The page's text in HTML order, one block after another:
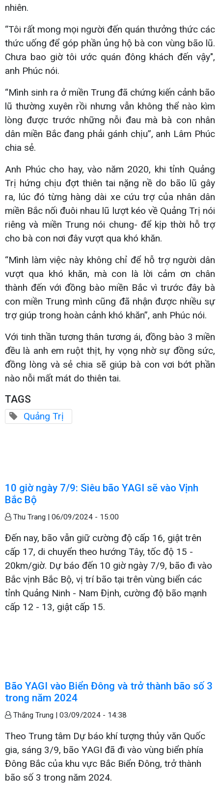
nhiên.
“Tôi rất mong mọi người đến quán thưởng thức các
thức uống để góp phần ủng hộ bà con vùng bão lũ.
Chưa bao giờ tôi ước quán đông khách đến vậy",
anh Phúc nói.
“Mình sinh ra ở miền Trung đã chứng kiến cảnh bão
lũ thường xuyên rồi nhưng vẫn không thể nào kìm
lòng được trước những nỗi đau mà bà con nhân
dân miền Bắc đang phải gánh chịu”, anh Lâm Phúc
chia sẻ.
Anh Phúc cho hay, vào năm 2020, khi tỉnh Quảng
Trị hứng chịu đợt thiên tai nặng nề do bão lũ gây
ra, lúc đó từng hàng dài xe cứu trợ của nhân dân
miền Bắc nối đuôi nhau lũ lượt kéo về Quảng Trị nói
riêng và miền Trung nói chung- để kịp thời hỗ trợ
cho bà con nơi đây vượt qua khó khăn.
“Mình làm việc này không chỉ để hỗ trợ người dân
vượt qua khó khăn, mà con là lời cảm ơn chân
thành đến với đồng bào miền Bắc vì trước đây bà
con miền Trung mình cũng đã nhận được nhiều sự
trợ giúp trong hoàn cảnh khó khăn”, anh Phúc nói.
Với tinh thần tương thân tương ái, đồng bào 3 miền
đều là anh em ruột thịt, hy vọng nhờ sự đồng sức,
đồng lòng và sẻ chia sẽ giúp bà con vơi bớt phần
nào nỗi mất mát do thiên tai.
TAGS
Quảng Trị
10 giờ ngày 7/9: Siêu bão YAGI sẽ vào Vịnh
Bắc Bộ
Thu Trang | 06/09/2024 - 15:00
Đến nay, bão vẫn giữ cường độ cấp 16, giật trên
cấp 17, di chuyển theo hướng Tây, tốc độ 15 -
20km/giờ. Dự báo đến 10 giờ ngày 7/9, bão đi vào
Bắc vịnh Bắc Bộ, vị trí bão tại trên vùng biển các
tỉnh Quảng Ninh - Nam Định, cường độ bão mạnh
cấp 12 - 13, giật cấp 15.
Bão YAGI vào Biển Đông và trở thành bão số 3
trong năm 2024
Thắng Trung | 03/09/2024 - 14:38
Theo Trung tâm Dự báo khí tượng thủy văn Quốc
gia, sáng 3/9, bão YAGI đã đi vào vùng biển phía
Đông Bắc của khu vực Bắc Biển Đông, trở thành
bão số 3 trong năm 2024.